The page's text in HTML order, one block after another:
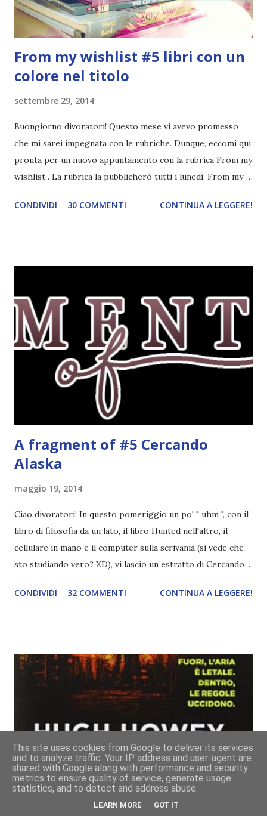
potrete trova...
From my wishlist #5 libri con un
colore nel titolo
settembre 29, 2014
Buongiorno divoratori! Questo mese vi avevo promesso
che mi sarei impegnata con le rubriche. Dunque, eccomi qui
pronta per un nuovo appuntamento con la rubrica From my
wishlist . La rubrica la pubblicherò tutti i lunedì. From my
io. Lo scopo della rubrica è mostrarvi tre libri della mia
quanti possono dire di abitare in un palazzo antico nel
cuore di Londra, pieno di saloni, quadri e passaggi segreti?
E quanti, fra gli studenti della Saint Lennox High School,
possono vantare una famiglia altrettanto speciale, che da
una generazione all'altra si tramanda poteri misteriosi?
Eppure Gwen non ne è affatto convinta. Da...
CONDIVIDI 30 COMMENTI CONTINUA A LEGGERE!
A fragment of #5 Cercando
Alaska
maggio 19, 2014
Ciao divoratori! In questo pomeriggio un po' " uhm ", con il
libro di filosofia da un lato, il libro Hunted nell'altro, il
cellulare in mano e il computer sulla scrivania (si vede che
sto studiando vero? XD), vi lascio un estratto di Cercando
costante nelle rubriche. Odiavo lo sport. Odiavo lo sport,
cui si gioca a mini-baseball mia madre voleva che mi facessi
delle amicizie, così mi obbligò a entrare nella squadra dei
Pirati di Orlando. Mi feci degli amici eccome: una masnada di
era inserirmi fra i coetanei. Fu soprattutto perché come
statura sovrastavo tutti gli altri giocatori se quell'anno per
un pelo non entrai nella formazione ufficiale. Qu...
CONDIVIDI 32 COMMENTI CONTINUA A LEGGERE!
This site uses cookies from Google to deliver its services
and to analyze traffic. Your IP address and user-agent are
shared with Google along with performance and security
metrics to ensure quality of service, generate usage
statistics, and to detect and address abuse.
LEARN MORE GOT IT